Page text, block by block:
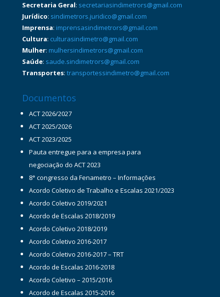
Secretaria Geral: secretariasindimetrors@gmail.com
Jurídico: sindimetrors.juridico@gmail.com
Imprensa: imprensasindimetrors@gmail.com
Cultura: culturasindimetro@gmail.com
Mulher: mulhersindimetrors@gmail.com
Saúde: saude.sindimetrors@gmail.com
Transportes: transportessindimetro@gmail.com
Documentos
ACT 2026/2027
ACT 2025/2026
ACT 2023/2025
Pauta entregue para a empresa para
negociação do ACT 2023
8° congresso da Fenametro – Informações
Acordo Coletivo de Trabalho e Escalas 2021/2023
Acordo Coletivo 2019/2021
Acordo de Escalas 2018/2019
Acordo Coletivo 2018/2019
Acordo Coletivo 2016-2017
Acordo Coletivo 2016-2017 – TRT
Acordo de Escalas 2016-2018
Acordo Coletivo – 2015/2016
Acordo de Escalas 2015-2016